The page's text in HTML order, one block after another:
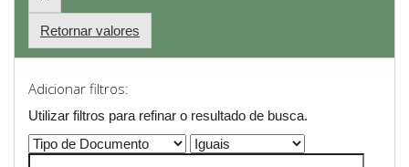
Retornar valores
Adicionar filtros:
Utilizar filtros para refinar o resultado de busca.